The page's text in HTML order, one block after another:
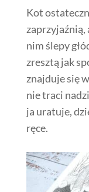
Kot
zaprzyjaźnią,
nim ślepy
zresztą jak
znajduje się
nie traci
ja uratuje,
ręce.